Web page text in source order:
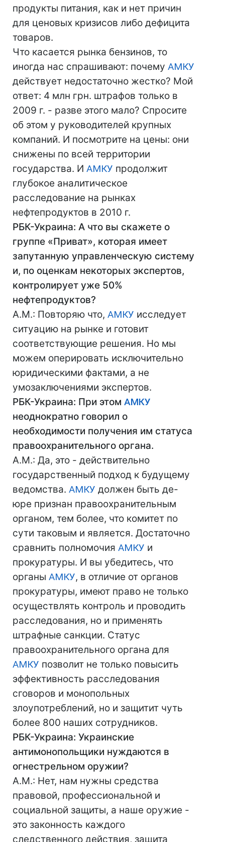
продукты питания, как и нет причин
для ценовых кризисов либо дефицита
товаров.
Что касается рынка бензинов, то
иногда нас спрашивают: почему АМКУ
действует недостаточно жестко? Мой
ответ: 4 млн грн. штрафов только в
2009 г. - разве этого мало? Спросите
об этом у руководителей крупных
компаний. И посмотрите на цены: они
снижены по всей территории
государства. И АМКУ продолжит
глубокое аналитическое
расследование на рынках
нефтепродуктов в 2010 г.
РБК-Украина: А что вы скажете о
группе «Приват», которая имеет
запутанную управленческую систему
и, по оценкам некоторых экспертов,
контролирует уже 50%
нефтепродуктов?
А.М.: Повторяю что, АМКУ исследует
ситуацию на рынке и готовит
соответствующие решения. Но мы
можем оперировать исключительно
юридическими фактами, а не
умозаключениями экспертов.
РБК-Украина: При этом АМКУ
неоднократно говорил о
необходимости получения им статуса
правоохранительного органа.
А.М.: Да, это - действительно
государственный подход к будущему
ведомства. АМКУ должен быть де-
юре признан правоохранительным
органом, тем более, что комитет по
сути таковым и является. Достаточно
сравнить полномочия АМКУ и
прокуратуры. И вы убедитесь, что
органы АМКУ, в отличие от органов
прокуратуры, имеют право не только
осуществлять контроль и проводить
расследования, но и применять
штрафные санкции. Статус
правоохранительного органа для
АМКУ позволит не только повысить
эффективность расследования
сговоров и монопольных
злоупотреблений, но и защитит чуть
более 800 наших сотрудников.
РБК-Украина: Украинские
антимонопольщики нуждаются в
огнестрельном оружии?
А.М.: Нет, нам нужны средства
правовой, профессиональной и
социальной защиты, а наше оружие -
это законность каждого
следственного действия, защита